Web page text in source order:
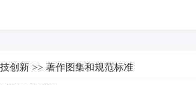
创新 >> 著作图集和规范标准